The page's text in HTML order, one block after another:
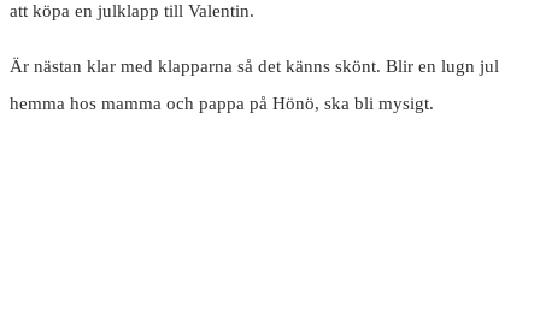
att köpa en julklapp till Valentin.
Är nästan klar med klapparna så det känns skönt. Blir en lugn jul
hemma hos mamma och pappa på Hönö, ska bli mysigt.